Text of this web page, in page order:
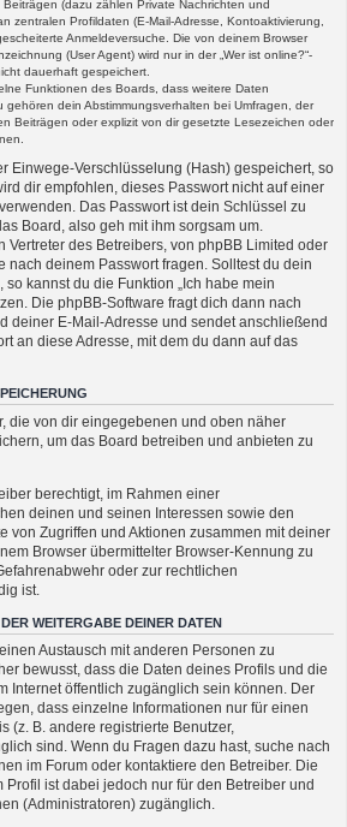
(dazu zählen Private Nachrichten und
zentralen Profildaten (E-Mail-Adresse, Kontoaktivierung,
Anmeldeversuche. Die von deinem Browser
(User Agent) wird nur in der „Wer ist online?“-
dauerhaft gespeichert.
Funktionen des Boards, dass weitere Daten
gehören dein Abstimmungsverhalten bei Umfragen, der
Beiträgen oder explizit von dir gesetzte Lesezeichen oder
Einwege-Verschlüsselung (Hash) gespeichert, so
dir empfohlen, dieses Passwort nicht auf einer
Das Passwort ist dein Schlüssel zu
Board, also geh mit ihm sorgsam um.
Vertreter des Betreibers, von phpBB Limited oder
nach deinem Passwort fragen. Solltest du dein
so kannst du die Funktion „Ich habe mein
Die phpBB-Software fragt dich dann nach
deiner E-Mail-Adresse und sendet anschließend
an diese Adresse, mit dem du dann auf das
die von dir eingegebenen und oben näher
um das Board betreiben und anbieten zu
berechtigt, im Rahmen einer
deinen und seinen Interessen sowie den
von Zugriffen und Aktionen zusammen mit deiner
Browser übermittelter Browser-Kennung zu
oder zur rechtlichen
ist.
WEITERGABE DEINER DATEN
Austausch mit anderen Personen zu
bewusst, dass die Daten deines Profils und die
Internet öffentlich zugänglich sein können. Der
dass einzelne Informationen nur für einen
(z. B. andere registrierte Benutzer,
sind. Wenn du Fragen dazu hast, suche nach
im Forum oder kontaktiere den Betreiber. Die
Profil ist dabei jedoch nur für den Betreiber und
(Administratoren) zugänglich.